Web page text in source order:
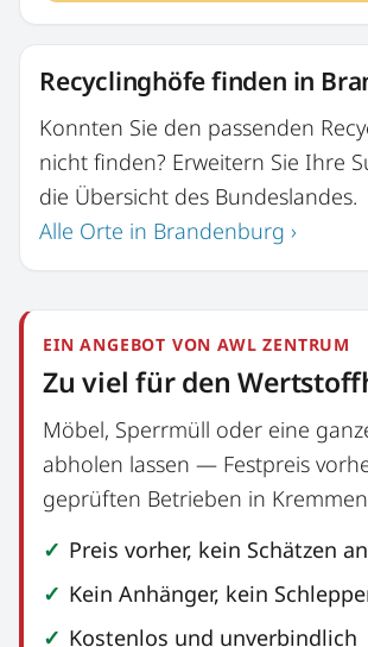
Recyclinghöfe finden in
Konnten Sie den passenden
nicht finden? Erweitern Sie Ihre
die Übersicht des Bundeslandes.
Alle Orte in Brandenburg ›
EIN ANGEBOT VON AWL ZENTRUM
Zu viel für den
Möbel, Sperrmüll oder eine
abholen lassen — Festpreis
geprüften Betrieben in
Preis vorher, kein Schätzen
Kein Anhänger, kein
Kostenlos und unverbindlich